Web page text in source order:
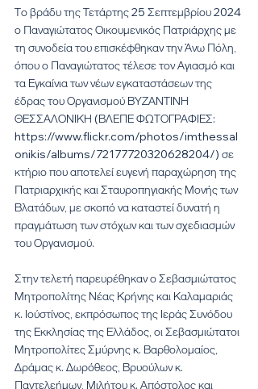
Το βράδυ της Τετάρτης 25 Σεπτεμβρίου 2024
ο Παναγιώτατος Οικουμενικός Πατριάρχης με
τη συνοδεία του επισκέφθηκαν την Άνω Πόλη,
όπου ο Παναγιώτατος τέλεσε τον Αγιασμό και
τα Εγκαίνια των νέων εγκαταστάσεων της
έδρας του Οργανισμού ΒΥΖΑΝΤΙΝΗ
ΘΕΣΣΑΛΟΝΙΚΗ (ΒΛΕΠΕ ΦΩΤΟΓΡΑΦΙΕΣ:
https://www.flickr.com/photos/imthessal
onikis/albums/72177720320628204/) σε
κτήριο που αποτελεί ευγενή παραχώρηση της
Πατριαρχικής και Σταυροπηγιακής Μονής των
Βλατάδων, με σκοπό να καταστεί δυνατή η
πραγμάτωση των στόχων και των σχεδιασμών
του Οργανισμού.
Στην τελετή παρευρέθηκαν ο Σεβασμιώτατος
Μητροπολίτης Νέας Κρήνης και Καλαμαριάς
κ. Ιούστίνος, εκπρόσωπος της Ιεράς Συνόδου
της Εκκλησίας της Ελλάδος, οι Σεβασμιώτατοι
Μητροπολίτες Σμύρνης κ. Βαρθολομαίος,
Δράμας κ. Δωρόθεος, Βρυούλων κ.
Παντελεήμων, Μιλήτου κ. Απόστολος και